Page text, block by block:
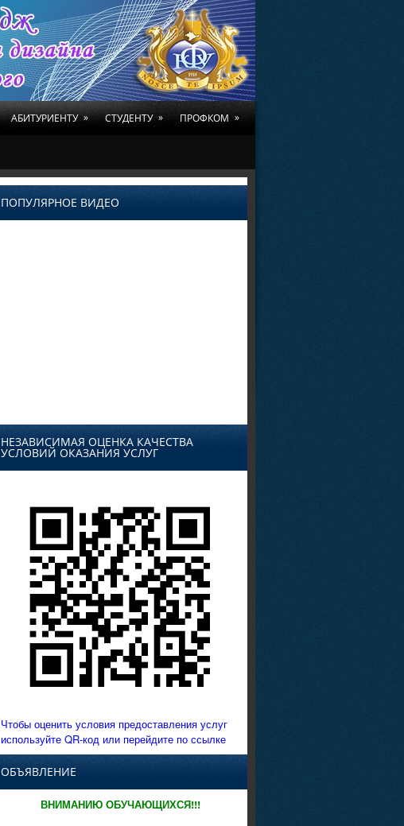
АБИТУРИЕНТУ » СТУДЕНТУ » ПРОФКОМ »
ПОПУЛЯРНОЕ ВИДЕО
НЕЗАВИСИМАЯ ОЦЕНКА КАЧЕСТВА
УСЛОВИЙ ОКАЗАНИЯ УСЛУГ
Чтобы оценить условия предоставления услуг
используйте QR-код или перейдите по ссылке
ОБЪЯВЛЕНИЕ
ВНИМАНИЮ ОБУЧАЮЩИХСЯ!!!